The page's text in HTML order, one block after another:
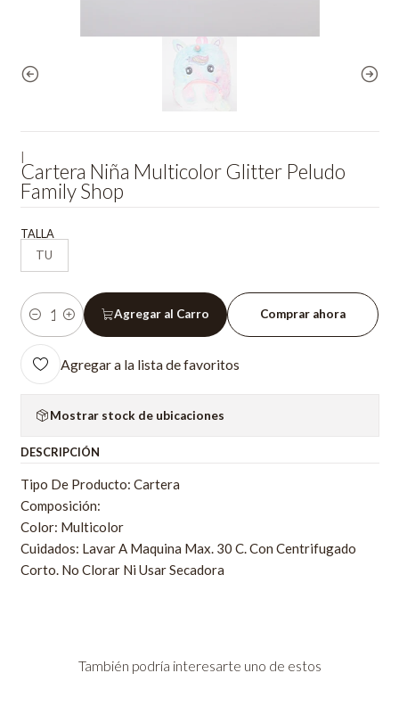
Cartera Niña Multicolor Glitter Peludo
Family Shop
TALLA
TU
Cantidad
Agregar al Carro Comprar ahora
Agregar a la lista de favoritos
Mostrar stock de ubicaciones
DESCRIPCIÓN
Tipo De Producto: Cartera
Composición:
Color: Multicolor
Cuidados: Lavar A Maquina Max. 30 C. Con Centrifugado
Corto. No Clorar Ni Usar Secadora
También podría interesarte uno de estos